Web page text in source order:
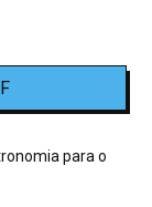
para o